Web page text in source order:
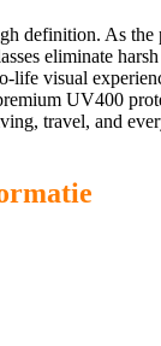
definition. As the
eliminate
life visual
UV400
travel, and